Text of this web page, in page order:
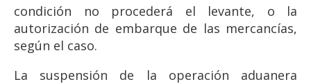
condición no procederá el levante, o la
autorización de embarque de las mercancías,
según el caso.
La suspensión de la operación aduanera